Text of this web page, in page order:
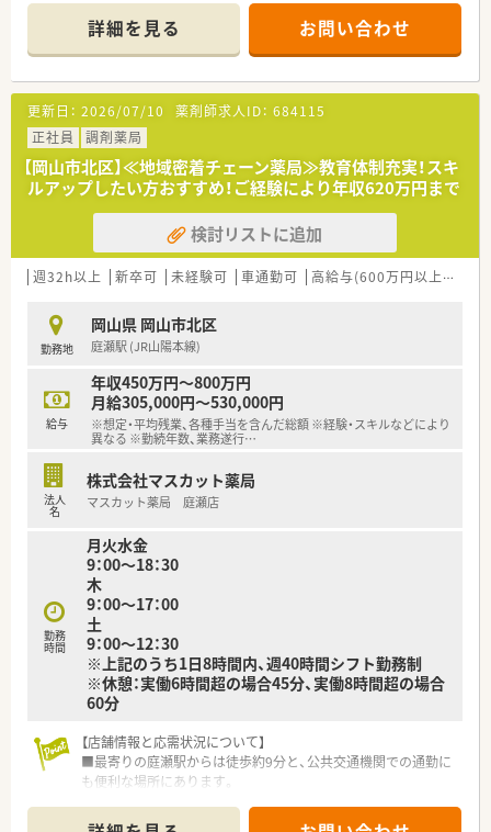
応需し、専門性を磨けます。
■複数の薬剤師が在籍しており、互いに知識を共有し、協力し合
いながら業務に取り組めます。
【募集背景と求める人物像について】
■今回は体制強化のための増員募集となり、共に学び、成長して
いける意欲的な方を募集します。
■薬剤師としての専門能力を生涯にわたって高めていきたいと
いう、学習意欲の高い方を歓迎します。
■収入だけでなく、ご自身の知見を深めることに価値を見出し、
主体的に学べる方を求めています。
【職場環境と雰囲気】
■中途入社者が約7割と多く、新人の方でも馴染みやすく、丁寧
■年の近い先輩が指導役となるメンター・エルダー制度があり、
業務や学習の悩みを相談しやすいです。
■本部には専門の医薬品情報室が設置されており、最新の医薬品
情報が全店舗に共有される体制です。
【こんな方にオススメ】
■現在のスキルに満足することなく、より専門性の高い薬剤師を
■体系的な教育制度のもとで、着実に知識と技術を身につけてい
きたいと考えている方におすすめです。
■薬剤師は生涯学習が必要な職業だと考え、自己投資を惜しまな
詳細を見る お問い合わせ
更新日： 2026/07/10 薬剤師求人ID： 684115
正社員
調剤薬局
【岡山市北区】≪地域密着チェーン薬局≫教育体制充実！スキ
ルアップしたい方おすすめ！ご経験により年収620万円まで
検討リストに追加
週32h以上 新卒可 未経験可 車通勤可 高給与(600万円以上)
勤務地
岡山県 岡山市北区
庭瀬駅 (JR山陽本線)
給与
年収450万円～800万円
月給305,000円～530,000円
※想定・平均残業、各種手当を含んだ総額 ※経験・スキルなどにより
異なる ※勤続年数、業務遂行…
法人
名
株式会社マスカット薬局
マスカット薬局 庭瀬店
勤務
時間
月火水金
9：00～18：30
木
9：00～17：00
土
9：00～12：30
※上記のうち1日8時間内、週40時間シフト勤務制
※休憩：実働6時間超の場合45分、実働8時間超の場合
60分
【店舗情報と応需状況について】
■最寄りの庭瀬駅からは徒歩約9分と、公共交通機関での通勤に
も便利な場所にあります。
容に対応しスキルを磨けます。